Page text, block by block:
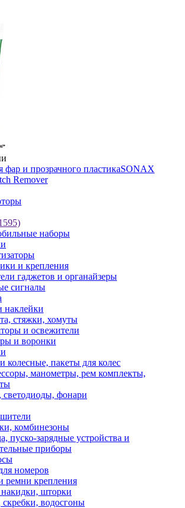
фар и прозрачного пластикаSONAX
Remover
наборы
и крепления
гаджетов и органайзеры
сигналы
наклейки
стяжки, хомуты
и освежители
и воронки
колесные, пакеты для колес
манометры, рем комплекты,
фонари
комбинезоны
пуско-зарядные устройства и
приборы
номеров
ремни крепления
шторки
водосгоны